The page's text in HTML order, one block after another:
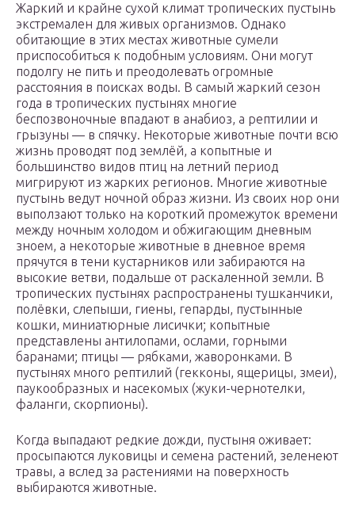
Жаркий и крайне сухой климат тропических пустынь
экстремален для живых организмов. Однако
обитающие в этих местах животные сумели
приспособиться к подобным условиям. Они могут
подолгу не пить и преодолевать огромные
расстояния в поисках воды. В самый жаркий сезон
года в тропических пустынях многие
беспозвоночные впадают в анабиоз, а рептилии и
грызуны — в спячку. Некоторые животные почти всю
жизнь проводят под землёй, а копытные и
большинство видов птиц на летний период
мигрируют из жарких регионов. Многие животные
пустынь ведут ночной образ жизни. Из своих нор они
выползают только на короткий промежуток времени
между ночным холодом и обжигающим дневным
зноем, а некоторые животные в дневное время
прячутся в тени кустарников или забираются на
высокие ветви, подальше от раскаленной земли. В
тропических пустынях распространены тушканчики,
полёвки, слепыши, гиены, гепарды, пустынные
кошки, миниатюрные лисички; копытные
представлены антилопами, ослами, горными
баранами; птицы — рябками, жаворонками. В
пустынях много рептилий (гекконы, ящерицы, змеи),
паукообразных и насекомых (жуки-чернотелки,
фаланги, скорпионы).
Когда выпадают редкие дожди, пустыня оживает:
просыпаются луковицы и семена растений, зеленеют
травы, а вслед за растениями на поверхность
выбираются животные.